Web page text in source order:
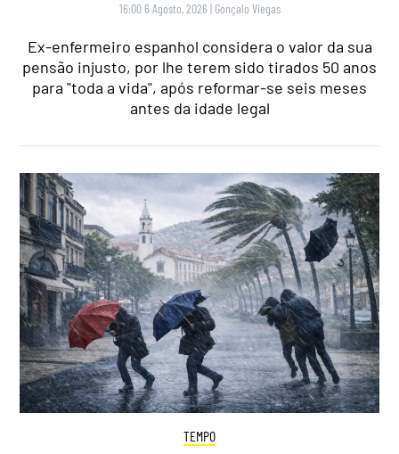
16:00 6 Agosto, 2026 | Gonçalo Viegas
Ex-enfermeiro espanhol considera o valor da sua
pensão injusto, por lhe terem sido tirados 50 anos
para "toda a vida", após reformar-se seis meses
antes da idade legal
TEMPO